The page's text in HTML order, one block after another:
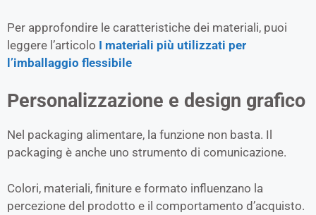
Per approfondire le caratteristiche dei materiali, puoi
leggere l’articolo I materiali più utilizzati per
l’imballaggio flessibile
Personalizzazione e design grafico
Nel packaging alimentare, la funzione non basta. Il
packaging è anche uno strumento di comunicazione.
Colori, materiali, finiture e formato influenzano la
percezione del prodotto e il comportamento d’acquisto.